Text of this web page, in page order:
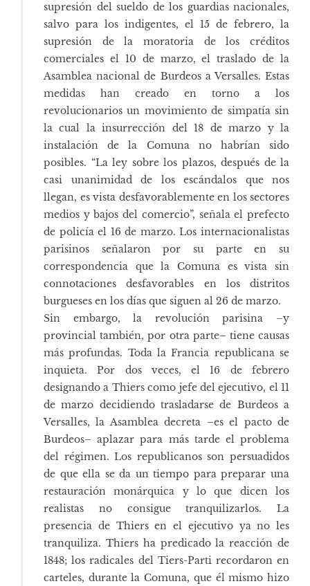
supresión del sueldo de los guardias nacionales,
salvo para los indigentes, el 15 de febrero, la
supresión de la moratoria de los créditos
comerciales el 10 de marzo, el traslado de la
Asamblea nacional de Burdeos a Versalles. Estas
medidas han creado en torno a los
revolucionarios un movimiento de simpatía sin
la cual la insurrección del 18 de marzo y la
instalación de la Comuna no habrían sido
posibles. “La ley sobre los plazos, después de la
casi unanimidad de los escándalos que nos
llegan, es vista desfavorablemente en los sectores
medios y bajos del comercio”, señala el prefecto
de policía el 16 de marzo. Los internacionalistas
parisinos señalaron por su parte en su
correspondencia que la Comuna es vista sin
connotaciones desfavorables en los distritos
burgueses en los días que siguen al 26 de marzo.
Sin embargo, la revolución parisina –y
provincial también, por otra parte– tiene causas
más profundas. Toda la Francia republicana se
inquieta. Por dos veces, el 16 de febrero
designando a Thiers como jefe del ejecutivo, el 11
de marzo decidiendo trasladarse de Burdeos a
Versalles, la Asamblea decreta –es el pacto de
Burdeos– aplazar para más tarde el problema
del régimen. Los republicanos son persuadidos
de que ella se da un tiempo para preparar una
restauración monárquica y lo que dicen los
realistas no consigue tranquilizarlos. La
presencia de Thiers en el ejecutivo ya no les
tranquiliza. Thiers ha predicado la reacción de
1848; los radicales del Tiers-Parti recordaron en
carteles, durante la Comuna, que él mismo hizo